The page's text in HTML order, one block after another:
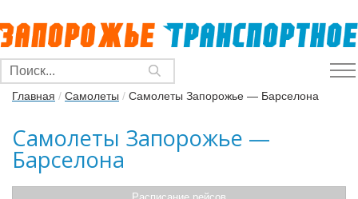
Главная / Самолеты / Самолеты Запорожье — Барселона
Самолеты Запорожье —
Барселона